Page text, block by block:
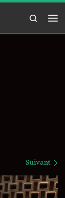
Search
Suivant